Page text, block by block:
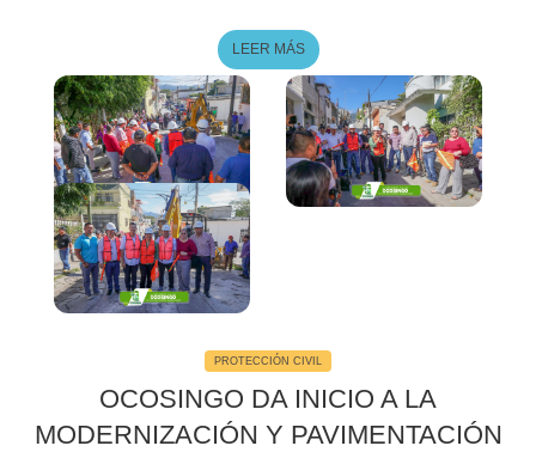
LEER MÁS
PROTECCIÓN CIVIL
OCOSINGO DA INICIO A LA
MODERNIZACIÓN Y PAVIMENTACIÓN